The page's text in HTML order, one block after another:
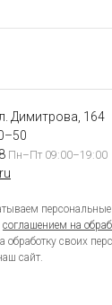
Димитрова, 164
Пн–Пт 09:00–19:00
персональные
соглашением на
обработку своих
сайт.